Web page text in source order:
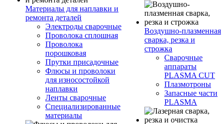
Материалы для наплавки и
ремонта деталей
Электроды сварочные
Проволока сплошная
Проволока
порошковая
Прутки присадочные
Флюсы и проволоки
для износостойкой
наплавки
Ленты сварочные
Специализированные
материалы
Воздушно-плазменная
сварка, резка и
строжка
Сварочные
аппараты
PLASMA CUT
Плазмотроны
Запасные части
PLASMA